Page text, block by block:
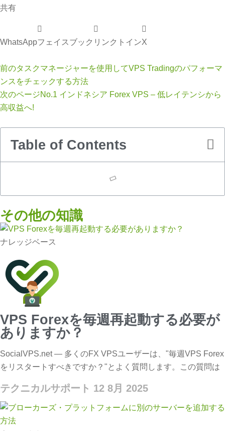
共有
WhatsAppフェイスブック リンクトインX
前のタスクマネージャーを使用してVPS Tradingのパフォーマ
ンスをチェックする方法
次のページNo.1 インドネシア Forex VPS – 低レイテンシから
高収益へ!
Table of Contents
その他の知識
ナレッジベース
VPS Forexを毎週再起動する必要が
ありますか？
SocialVPS.net — 多くのFX VPSユーザーは、"毎週VPS Forex
をリスタートすべきですか？"とよく質問します。この質問は
テクニカルサポート 12 8月 2025